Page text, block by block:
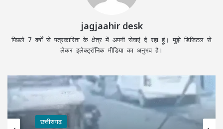
jagjaahir desk
पिछले 7 वर्षों से पत्रकारिता के क्षेत्र में अपनी सेवाएं दे रहा हूं। मुझे डिजिटल से
लेकर इलेक्ट्रॉनिक मीडिया का अनुभव है।
छत्तीसगढ़